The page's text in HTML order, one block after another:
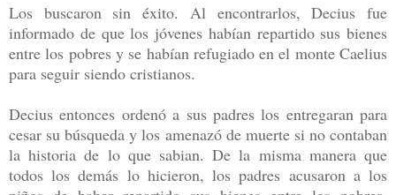
Los buscaron sin éxito. Al encontrarlos, Decius fue
informado de que los jóvenes habían repartido sus bienes
entre los pobres y se habían refugiado en el monte Caelius
para seguir siendo cristianos.
Decius entonces ordenó a sus padres los entregaran para
cesar su búsqueda y los amenazó de muerte si no contaban
la historia de lo que sabian. De la misma manera que
todos los demás lo hicieron, los padres acusaron a los